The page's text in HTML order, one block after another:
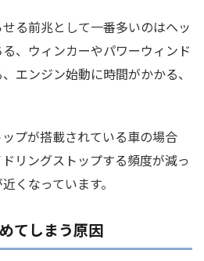
る前兆として一番多いのはヘッ
、ウィンカーやパワーウィンド
エンジン始動に時間がかかる、
プが搭載されている車の場合
リングストップする頻度が減っ
くなっています。
てしまう原因